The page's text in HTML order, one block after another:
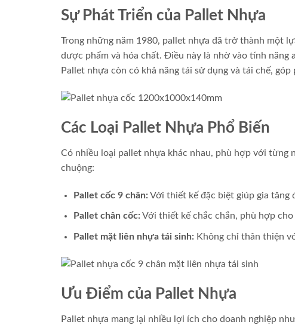
Sự Phát Triển của Pallet Nhựa
Trong những năm 1980, pallet nhựa đã trở thành một
dược phẩm và hóa chất. Điều này là nhờ vào tính năng
Pallet nhựa còn có khả năng tái sử dụng và tái chế,
Các Loại Pallet Nhựa Phổ Biến
Có nhiều loại pallet nhựa khác nhau, phù hợp với từng
chuộng:
Pallet cốc 9 chân: Với thiết kế đặc biệt giúp gia tăng
Pallet chân cốc: Với thiết kế chắc chắn, phù hợp
Pallet mặt liên nhựa tái sinh: Không chỉ thân thiện
Ưu Điểm của Pallet Nhựa
Pallet nhựa mang lại nhiều lợi ích cho doanh nghiệp